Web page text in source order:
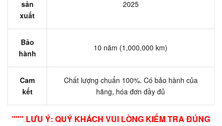
sản
xuất
2025
Bảo
hành
10 năm (1,000,000 km)
Cam
kết
Chất lượng chuẩn 100%. Có bảo hành của
hãng, hóa đơn đầy đủ
""" LƯU Ý: QUÝ KHÁCH VUI LÒNG KIỂM TRA ĐÚNG